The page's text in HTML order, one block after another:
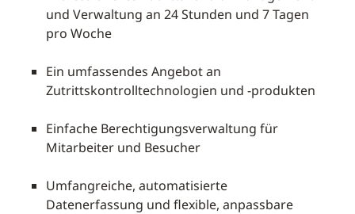
und Verwaltung an 24 Stunden und 7 Tagen
pro Woche
Ein umfassendes Angebot an
Zutrittskontrolltechnologien und -produkten
Einfache Berechtigungsverwaltung für
Mitarbeiter und Besucher
Umfangreiche, automatisierte
Datenerfassung und flexible, anpassbare